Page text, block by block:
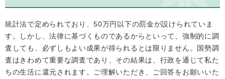
統計法で定められており、50万円以下の罰金が設けられていま
す。しかし、法律に基づくものであるからといって、強制的に調
査しても、必ずしもよい成果が得られるとは限りません。国勢調
査はきわめて重要な調査であり、その結果は、行政を通じて私た
ちの生活に還元されます。ご理解いただき、ご回答をお願いいた